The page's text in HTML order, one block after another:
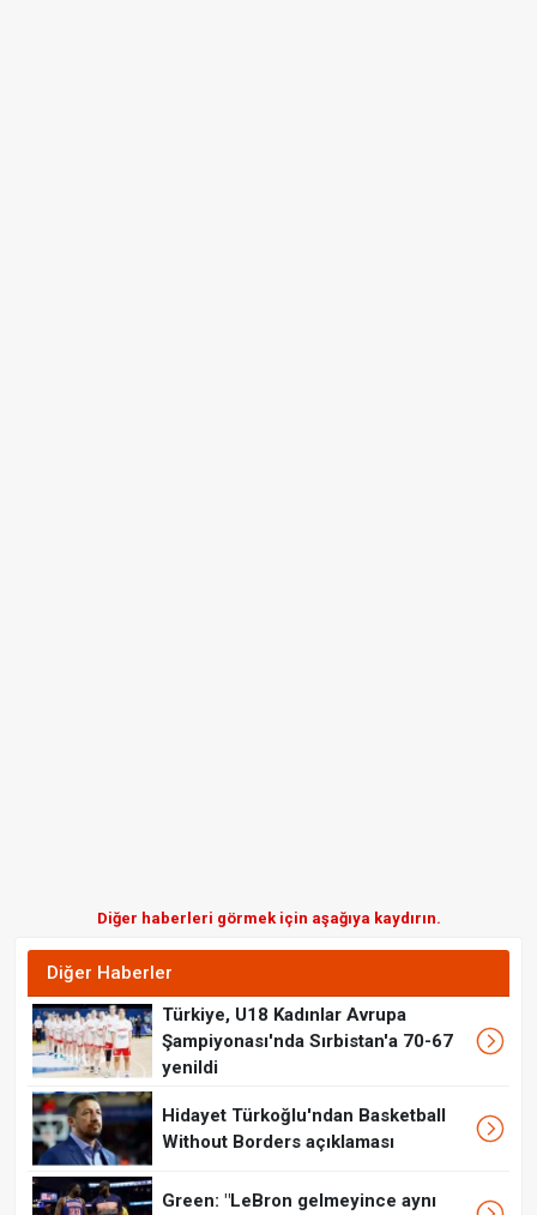
Diğer haberleri görmek için aşağıya kaydırın.
Diğer Haberler
Türkiye, U18 Kadınlar Avrupa
Şampiyonası'nda Sırbistan'a 70-67
yenildi
Hidayet Türkoğlu'ndan Basketball
Without Borders açıklaması
Green: "LeBron gelmeyince aynı